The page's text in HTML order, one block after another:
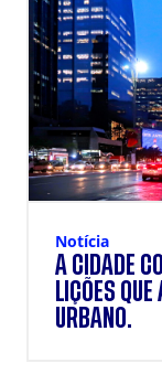
Notícia
A CIDADE
LIÇÕES
URBANO.